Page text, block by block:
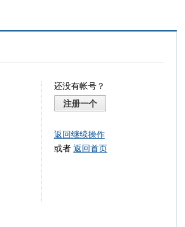
还没有帐号？
注册一个
返回继续操作
或者 返回首页